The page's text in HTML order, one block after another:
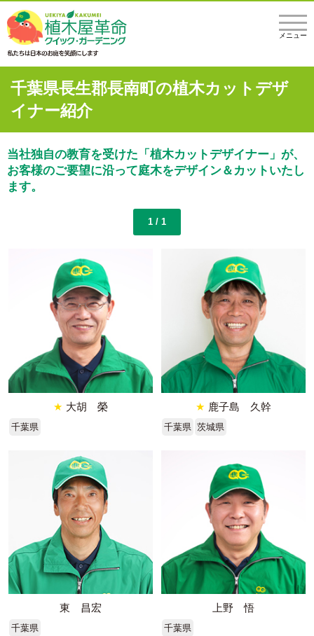
メニュー
千葉県長生郡長南町の植木カットデザ
イナー紹介
当社独自の教育を受けた「植木カットデザイナー」が、
お客様のご要望に沿って庭木をデザイン＆カットいたし
ます。
1 / 1
★ 大胡 榮
千葉県
★ 鹿子島 久幹
千葉県 茨城県
東 昌宏
千葉県
上野 悟
千葉県